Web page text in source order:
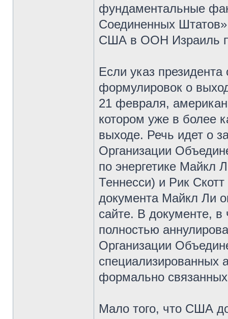
фундаментальные
Соединенных
США в ООН Израиль
Если указ
формулировок о
21 февраля,
котором уже в более
выходе. Речь идет о
Организации
по энергетике
Теннесси) и Рик
документа Майкл Ли
сайте. В документе, в
полностью
Организации
специализированных
формально
Мало того, что США